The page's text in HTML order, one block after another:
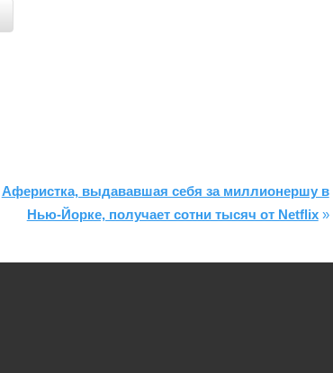
Аферистка, выдававшая себя за миллионершу в
Нью-Йорке, получает сотни тысяч от Netflix»